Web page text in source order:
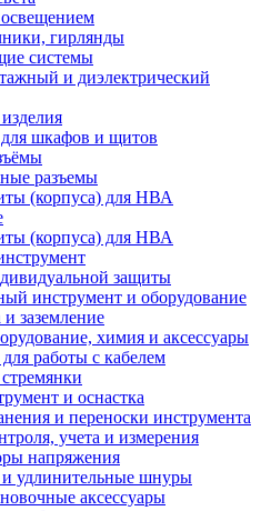
гирлянды
системы
и диэлектрический
шкафов и щитов
разъемы
(корпуса) для НВА
(корпуса) для НВА
защиты
инструмент и оборудование
заземление
химия и аксессуары
работы с кабелем
и оснастка
и переноски инструмента
учета и измерения
напряжения
удлинительные шнуры
аксессуары